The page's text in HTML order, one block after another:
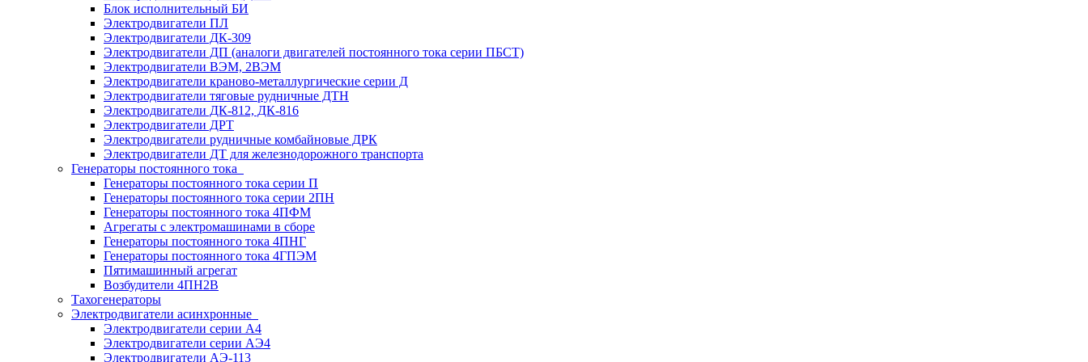
Блок исполнительный БИ
Электродвигатели ПЛ
Электродвигатели ДК-309
Электродвигатели ДП (аналоги двигателей постоянного тока серии ПБСТ)
Электродвигатели ВЭМ, 2ВЭМ
Электродвигатели краново-металлургические серии Д
Электродвигатели тяговые рудничные ДТН
Электродвигатели ДК-812, ДК-816
Электродвигатели ДРТ
Электродвигатели рудничные комбайновые ДРК
Электродвигатели ДТ для железнодорожного транспорта
Генераторы постоянного тока
Генераторы постоянного тока серии П
Генераторы постоянного тока серии 2ПН
Генераторы постоянного тока 4ПФМ
Агрегаты с электромашинами в сборе
Генераторы постоянного тока 4ПНГ
Генераторы постоянного тока 4ГПЭМ
Пятимашинный агрегат
Возбудители 4ПН2В
Тахогенераторы
Электродвигатели асинхронные
Электродвигатели серии А4
Электродвигатели серии АЭ4
Электродвигатели АЭ-113